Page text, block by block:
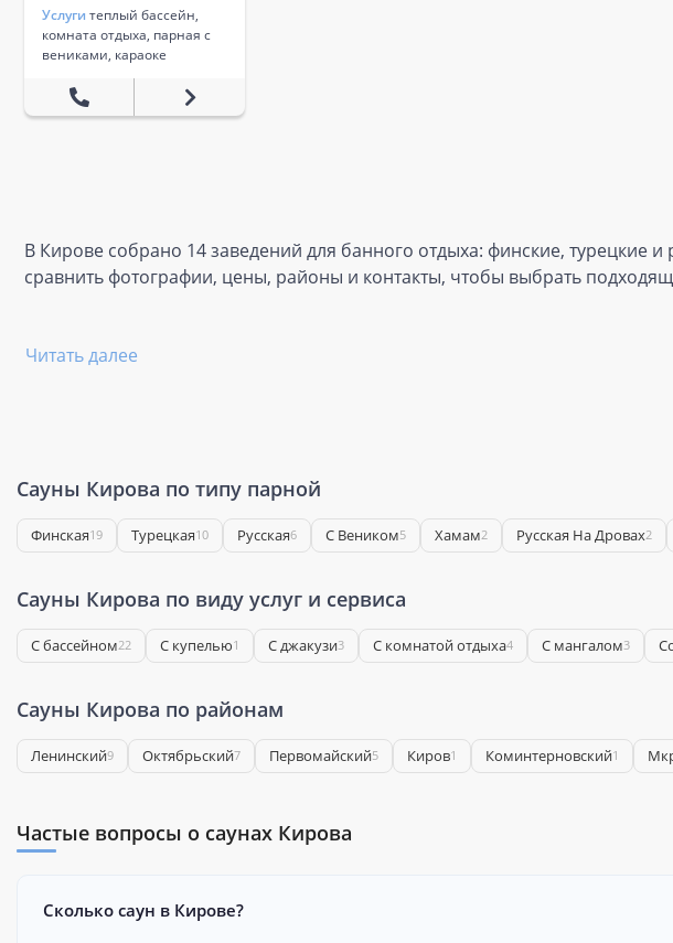
Услуги теплый бассейн,
комната отдыха, парная с
вениками, караоке
В Кирове собрано 14 заведений для банного отдыха: финские, турецкие
сравнить фотографии, цены, районы и контакты, чтобы выбрать
Читать далее
Сауны Кирова по типу парной
Финская19 Турецкая10 Русская6 С Веником5 Хамам2 Русская На Дровах2
Сауны Кирова по виду услуг и сервиса
С бассейном22 С купелью1 С джакузи3 С комнатой отдыха4 С мангалом3
Сауны Кирова по районам
Ленинский9 Октябрьский7 Первомайский5 Киров1 Коминтерновский1
Частые вопросы о саунах Кирова
Сколько саун в Кирове?